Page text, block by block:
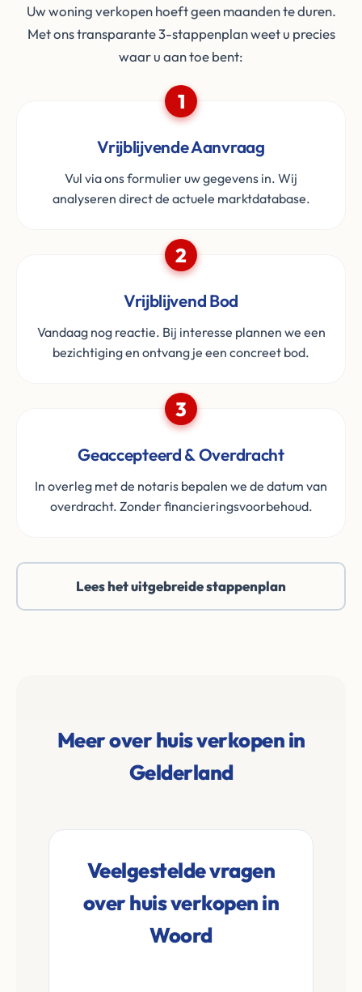
Uw woning verkopen hoeft geen maanden te duren.
Met ons transparante 3-stappenplan weet u precies
waar u aan toe bent:
1
Vrijblijvende Aanvraag
Vul via ons formulier uw gegevens in. Wij
analyseren direct de actuele marktdatabase.
2
Vrijblijvend Bod
Vandaag nog reactie. Bij interesse plannen we een
bezichtiging en ontvang je een concreet bod.
3
Geaccepteerd & Overdracht
In overleg met de notaris bepalen we de datum van
overdracht. Zonder financieringsvoorbehoud.
Lees het uitgebreide stappenplan
Meer over huis verkopen in
Gelderland
Veelgestelde vragen
over huis verkopen in
Woord